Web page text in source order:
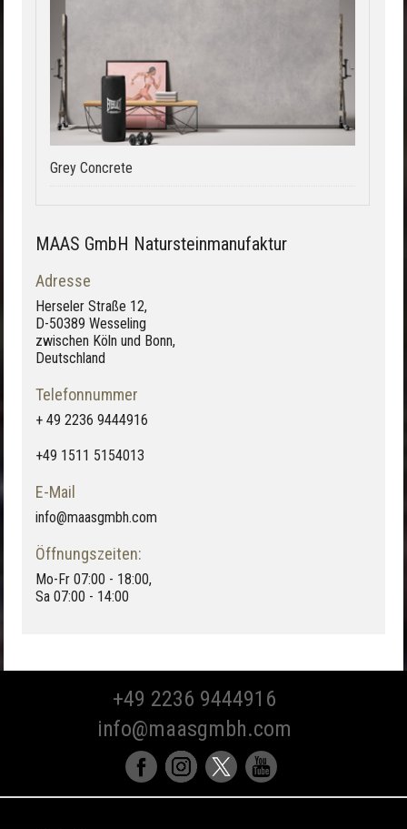
Grey Concrete
MAAS GmbH Natursteinmanufaktur
Adresse
Herseler Straße 12,
D-50389 Wesseling
zwischen Köln und Bonn,
Deutschland
Telefonnummer
+ 49 2236 9444916
+49 1511 5154013
E-Mail
info@maasgmbh.com
Öffnungszeiten:
Mo-Fr 07:00 - 18:00,
Sa 07:00 - 14:00
+49 2236 9444916
info@maasgmbh.com